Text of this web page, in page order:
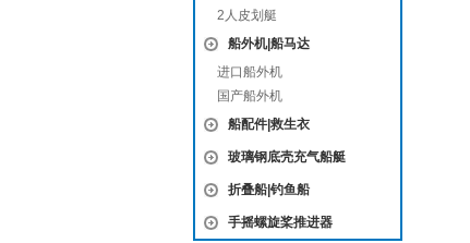
2人皮划艇
船外机|船马达
进口船外机
国产船外机
船配件|救生衣
玻璃钢底壳充气船艇
折叠船|钓鱼船
手摇螺旋桨推进器